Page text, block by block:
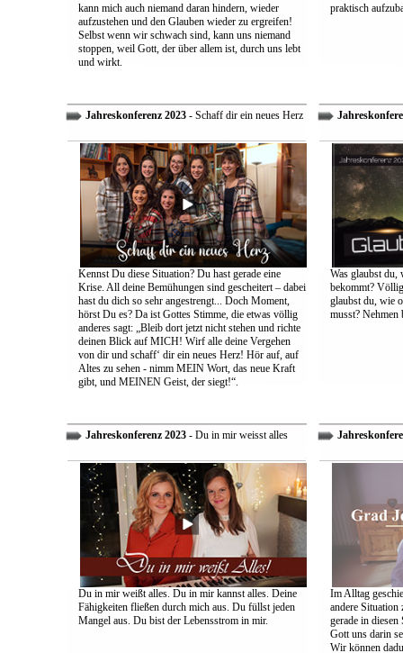
kann mich auch niemand daran hindern, wieder
aufzustehen und den Glauben wieder zu ergreifen!
Selbst wenn wir schwach sind, kann uns niemand
stoppen, weil Gott, der über allem ist, durch uns lebt
und wirkt.
praktisch
Jahreskonferenz 2023- Schaff dir ein neues Herz
Kennst Du diese Situation? Du hast gerade eine
Krise. All deine Bemühungen sind gescheitert – dabei
hast du dich so sehr angestrengt... Doch Moment,
hörst Du es? Da ist Gottes Stimme, die etwas völlig
anderes sagt: „Bleib dort jetzt nicht stehen und richte
deinen Blick auf MICH! Wirf alle deine Vergehen
von dir und schaff‘ dir ein neues Herz! Hör auf, auf
Altes zu sehen - nimm MEIN Wort, das neue Kraft
gibt, und MEINEN Geist, der siegt!“.
Was glaubst du,
bekommt?
glaubst du, wie
musst? Nehmen
Jahreskonferenz 2023- Du in mir weisst alles
Du in mir weißt alles. Du in mir kannst alles. Deine
Fähigkeiten fließen durch mich aus. Du füllst jeden
Mangel aus. Du bist der Lebensstrom in mir.
Im Alltag
andere
gerade in
Gott uns darin
Wir können